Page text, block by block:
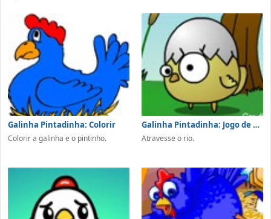
Galinha Pintadinha: Colorir
Colorir a galinha e o pintinho.
Galinha Pintadinha: Jogo de Raciocínio
Atravesse o rio.